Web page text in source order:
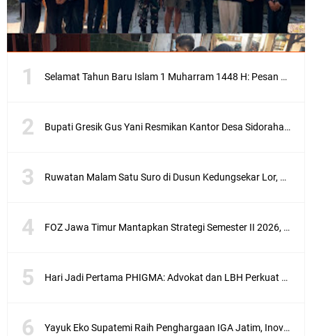
Selamat Tahun Baru Islam 1 Muharram 1448 H: Pesan Hijrah Drs. H. Husnul Aqib, M.M. untuk Negeri
Bupati Gresik Gus Yani Resmikan Kantor Desa Sidoraharjo: Simbol Komitmen Pelayanan Publik dan Kepedulian Sosial
Ruwatan Malam Satu Suro di Dusun Kedungsekar Lor, Tradisi Luhur yang Terus Istiqomah
FOZ Jawa Timur Mantapkan Strategi Semester II 2026, Fokus pada Penguatan SDM Amil dan Kolaborasi BerdampakNarasi
Hari Jadi Pertama PHIGMA: Advokat dan LBH Perkuat Soliditas di Jakarta
Yayuk Eko Supatemi Raih Penghargaan IGA Jatim, Inovasi Wayang Kulit untuk Anak Berkebutuhan Khusus